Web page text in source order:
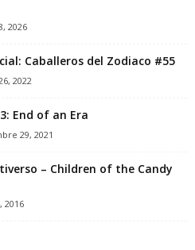
2026
Caballeros del Zodiaco #55
2022
End of an Era
29, 2021
– Children of the Candy
2016